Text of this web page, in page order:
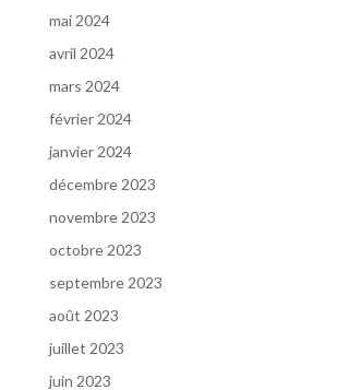
mai 2024
avril 2024
mars 2024
février 2024
janvier 2024
décembre 2023
novembre 2023
octobre 2023
septembre 2023
août 2023
juillet 2023
juin 2023